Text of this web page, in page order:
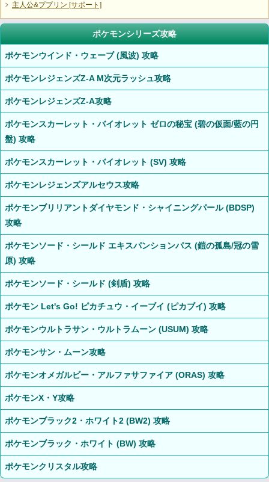
主人公&ププリン [サポート]
ポケモンシリーズ攻略
ポケモンウインド・ウェーブ (風波) 攻略
ポケモンレジェンズZ-A M次元ラッシュ攻略
ポケモンレジェンズZ-A攻略
ポケモンスカーレット・バイオレット ゼロの秘宝 (碧の仮面/藍の円
盤) 攻略
ポケモンスカーレット・バイオレット (SV) 攻略
ポケモンレジェンズアルセウス攻略
ポケモンブリリアントダイヤモンド・シャイニングパール (BDSP)
攻略
ポケモンソード・シールド エキスパンションパス (鎧の孤島/冠の雪
原) 攻略
ポケモンソード・シールド (剣盾) 攻略
ポケモン Let's Go! ピカチュウ・イーブイ (ピカブイ) 攻略
ポケモンウルトラサン・ウルトラムーン (USUM) 攻略
ポケモンサン・ムーン攻略
ポケモンオメガルビー・アルファサファイア (ORAS) 攻略
ポケモンX・Y攻略
ポケモンブラック2・ホワイト2 (BW2) 攻略
ポケモンブラック・ホワイト (BW) 攻略
ポケモンクリスタル攻略